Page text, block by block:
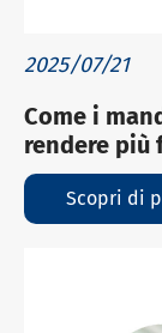
2025/07/21
Come i
rendere più
Scopri di